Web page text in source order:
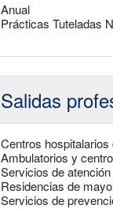
Anual
Prácticas Tuteladas
Salidas
Centros
Ambulatorios y
Servicios de
Residencias de
Servicios de